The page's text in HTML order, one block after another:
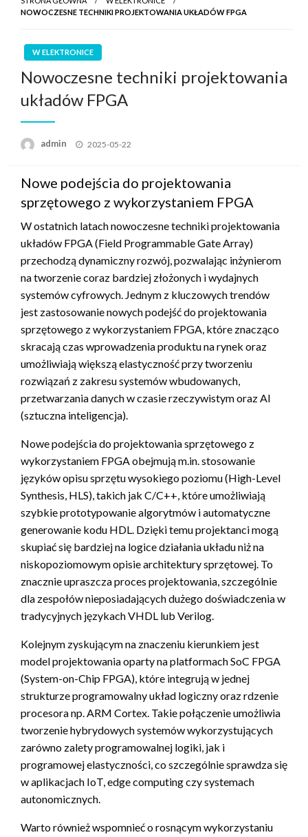
NOWOCZESNE TECHNIKI PROJEKTOWANIA UKŁADÓW FPGA
W ELEKTRONICE
Nowoczesne techniki projektowania
układów FPGA
admin
Opublikowane
2025-05-22
Nowe podejścia do projektowania
sprzętowego z wykorzystaniem FPGA
W ostatnich latach nowoczesne techniki projektowania
układów FPGA (Field Programmable Gate Array)
przechodzą dynamiczny rozwój, pozwalając inżynierom
na tworzenie coraz bardziej złożonych i wydajnych
systemów cyfrowych. Jednym z kluczowych trendów
jest zastosowanie nowych podejść do projektowania
sprzętowego z wykorzystaniem FPGA, które znacząco
skracają czas wprowadzenia produktu na rynek oraz
umożliwiają większą elastyczność przy tworzeniu
rozwiązań z zakresu systemów wbudowanych,
przetwarzania danych w czasie rzeczywistym oraz AI
(sztuczna inteligencja).
Nowe podejścia do projektowania sprzętowego z
wykorzystaniem FPGA obejmują m.in. stosowanie
języków opisu sprzętu wysokiego poziomu (High-Level
Synthesis, HLS), takich jak C/C++, które umożliwiają
szybkie prototypowanie algorytmów i automatyczne
generowanie kodu HDL. Dzięki temu projektanci mogą
skupiać się bardziej na logice działania układu niż na
niskopoziomowym opisie architektury sprzętowej. To
znacznie upraszcza proces projektowania, szczególnie
dla zespołów nieposiadających dużego doświadczenia w
tradycyjnych językach VHDL lub Verilog.
Kolejnym zyskującym na znaczeniu kierunkiem jest
model projektowania oparty na platformach SoC FPGA
(System-on-Chip FPGA), które integrują w jednej
strukturze programowalny układ logiczny oraz rdzenie
procesora np. ARM Cortex. Takie połączenie umożliwia
tworzenie hybrydowych systemów wykorzystujących
zarówno zalety programowalnej logiki, jak i
programowej elastyczności, co szczególnie sprawdza się
w aplikacjach IoT, edge computing czy systemach
autonomicznych.
Warto również wspomnieć o rosnącym wykorzystaniu